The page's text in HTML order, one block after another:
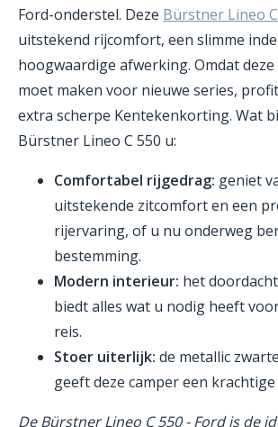
Ford-onderstel. Deze Bürstner Lineo
uitstekend rijcomfort, een slimme
hoogwaardige afwerking. Omdat
moet maken voor nieuwe series,
extra scherpe Kentekenkorting. Wat
Bürstner Lineo C 550 u:
Comfortabel rijgedrag: geniet
uitstekende zitcomfort en een
rijervaring, of u nu onderweg
bestemming.
Modern interieur: het
biedt alles wat u nodig heeft
reis.
Stoer uiterlijk: de metallic
geeft deze camper een
De Bürstner Lineo C 550 - Ford is de